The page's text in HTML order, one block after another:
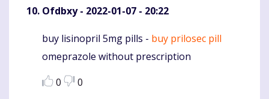
Ofdbxy- 2022-01-07 - 20:22
Komentaras
buy lisinopril 5mg pills - buy prilosec pill
omeprazole without prescription
0
0